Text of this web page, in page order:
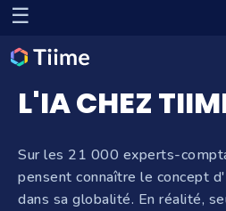
☰
L'IA CHEZ
Sur les 21 000 experts-
pensent connaître le concept
dans sa globalité. En réalité,